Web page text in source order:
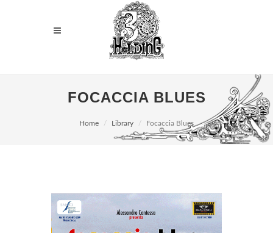
FOCACCIA BLUES
Home Library Focaccia Blues